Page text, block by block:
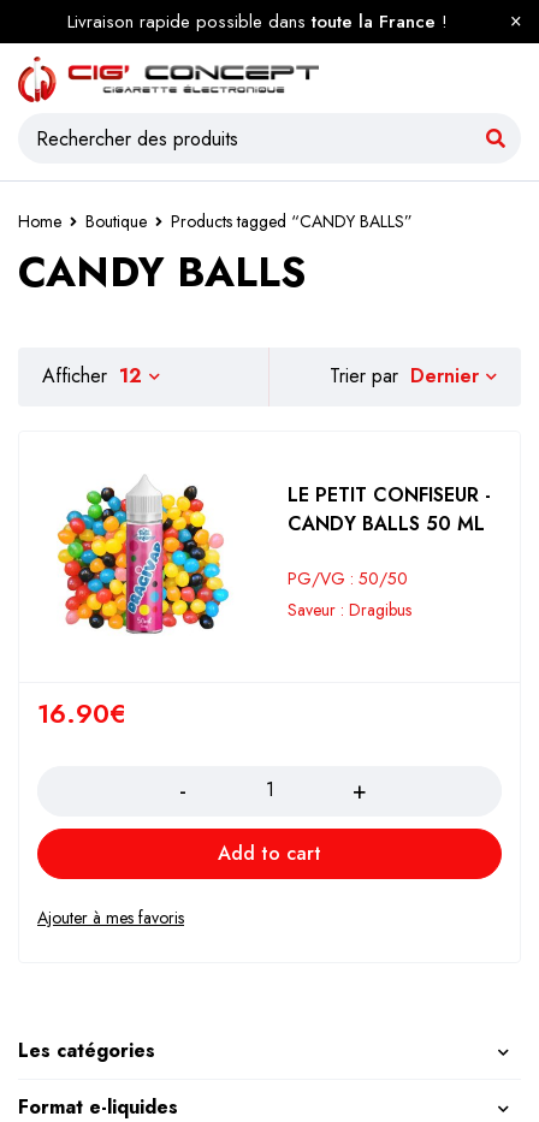
Livraison rapide possible danstoute la France !
Home Boutique Products tagged “CANDY BALLS”
CANDY BALLS
Les catégories
Format e-liquides
Trier par Dernier
Afficher 12
LE PETIT CONFISEUR -
CANDY BALLS 50 ML
PG/VG : 50/50
Saveur : Dragibus
16.90€
Add to cart